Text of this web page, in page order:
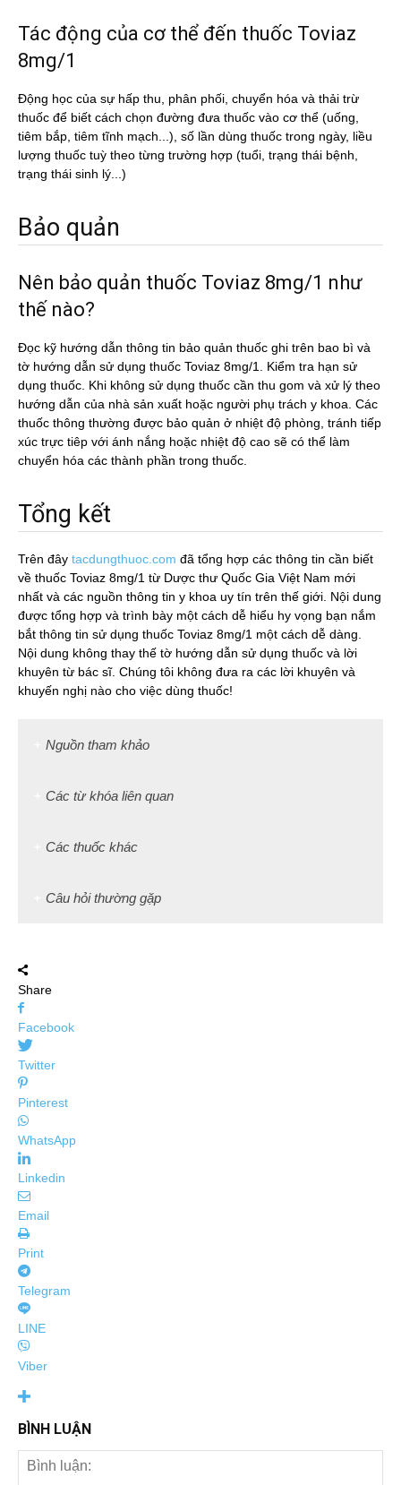
Tác động của cơ thể đến thuốc Toviaz
8mg/1
Động học của sự hấp thu, phân phối, chuyển hóa và thải trừ
thuốc để biết cách chọn đường đưa thuốc vào cơ thể (uống,
tiêm bắp, tiêm tĩnh mạch...), số lần dùng thuốc trong ngày, liều
lượng thuốc tuỳ theo từng trường hợp (tuổi, trạng thái bệnh,
trạng thái sinh lý...)
Bảo quản
Nên bảo quản thuốc Toviaz 8mg/1 như
thế nào?
Đọc kỹ hướng dẫn thông tin bảo quản thuốc ghi trên bao bì và
tờ hướng dẫn sử dụng thuốc Toviaz 8mg/1. Kiểm tra hạn sử
dụng thuốc. Khi không sử dụng thuốc cần thu gom và xử lý theo
hướng dẫn của nhà sản xuất hoặc người phụ trách y khoa. Các
thuốc thông thường được bảo quản ở nhiệt độ phòng, tránh tiếp
xúc trực tiêp với ánh nắng hoặc nhiệt độ cao sẽ có thể làm
chuyển hóa các thành phần trong thuốc.
Tổng kết
Trên đây tacdungthuoc.com đã tổng hợp các thông tin cần biết
về thuốc Toviaz 8mg/1 từ Dược thư Quốc Gia Việt Nam mới
nhất và các nguồn thông tin y khoa uy tín trên thế giới. Nội dung
được tổng hợp và trình bày một cách dễ hiểu hy vọng bạn nắm
bắt thông tin sử dụng thuốc Toviaz 8mg/1 một cách dễ dàng.
Nội dung không thay thế tờ hướng dẫn sử dụng thuốc và lời
khuyên từ bác sĩ. Chúng tôi không đưa ra các lời khuyên và
khuyến nghị nào cho việc dùng thuốc!
Nguồn tham khảo
Các từ khóa liên quan
Các thuốc khác
Câu hỏi thường gặp
Share
Facebook
Twitter
Pinterest
WhatsApp
Linkedin
Email
Print
Telegram
LINE
Viber
BÌNH LUẬN